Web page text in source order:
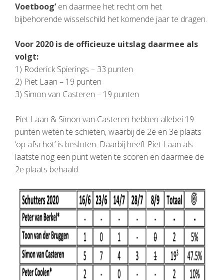
Voetboog’en daarmee het recht om het
bijbehorende wisselschild het komende jaar te dragen.
Voor 2020 is de officieuze uitslag daarmee als
volgt:
1) Roderick Spierings – 33 punten
2) Piet Laan – 19 punten
3) Simon van Casteren – 19 punten
Piet Laan & Simon van Casteren hebben allebei 19
punten weten te schieten, waarbij de 2e en 3e plaats
‘op afschot’ is besloten. Daarbij heeft Piet Laan als
laatste nog een punt weten te scoren en daarmee de
2e plaats behaald.